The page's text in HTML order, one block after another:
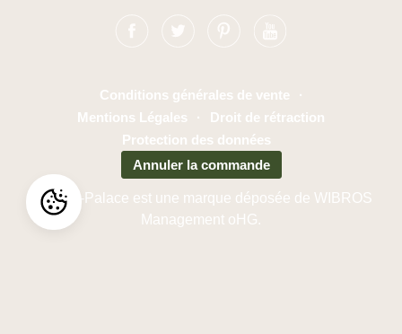
Conditions générales de vente
·
Mentions Légales
·
Droit de rétraction
Protection des données
Annuler la commande
Cuckoo-Palace est une marque déposée de WIBROS
Management oHG.